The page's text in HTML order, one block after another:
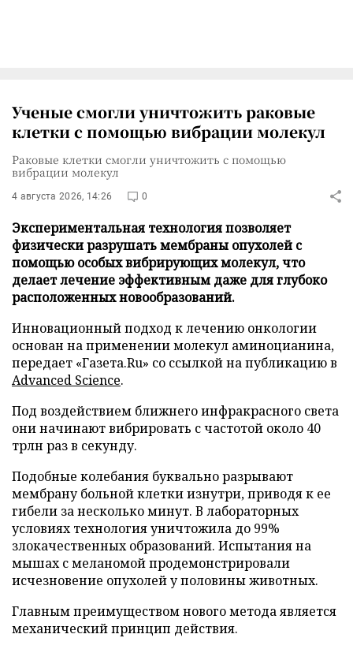
Ученые смогли уничтожить раковые
клетки с помощью вибрации молекул
Раковые клетки смогли уничтожить с помощью
вибрации молекул
4 августа 2026, 14:26 0
Экспериментальная технология позволяет
физически разрушать мембраны опухолей с
помощью особых вибрирующих молекул, что
делает лечение эффективным даже для глубоко
расположенных новообразований.
Инновационный подход к лечению онкологии
основан на применении молекул аминоцианина,
передает «Газета.Ru» со ссылкой на публикацию в
Advanced Science.
Под воздействием ближнего инфракрасного света
они начинают вибрировать с частотой около 40
трлн раз в секунду.
Подобные колебания буквально разрывают
мембрану больной клетки изнутри, приводя к ее
гибели за несколько минут. В лабораторных
условиях технология уничтожила до 99%
злокачественных образований. Испытания на
мышах с меланомой продемонстрировали
исчезновение опухолей у половины животных.
Главным преимуществом нового метода является
механический принцип действия.